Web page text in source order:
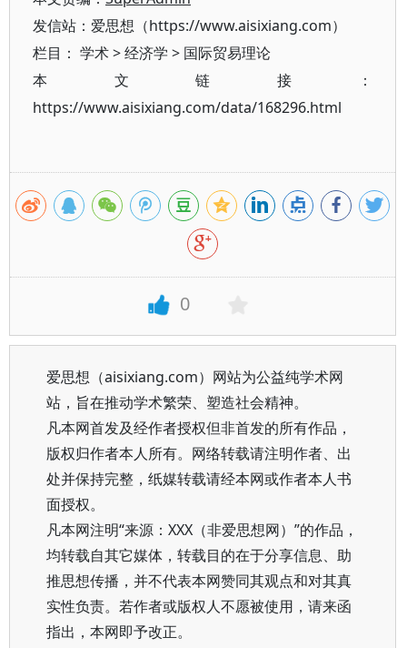
发信站：爱思想（https://www.aisixiang.com）
栏目： 学术>经济学 > 国际贸易理论
本文链接：
https://www.aisixiang.com/data/168296.html
0
爱思想（aisixiang.com）网站为公益纯学术网
站，旨在推动学术繁荣、塑造社会精神。
凡本网首发及经作者授权但非首发的所有作品，
版权归作者本人所有。网络转载请注明作者、出
处并保持完整，纸媒转载请经本网或作者本人书
面授权。
凡本网注明“来源：XXX（非爱思想网）”的作品，
均转载自其它媒体，转载目的在于分享信息、助
推思想传播，并不代表本网赞同其观点和对其真
实性负责。若作者或版权人不愿被使用，请来函
指出，本网即予改正。